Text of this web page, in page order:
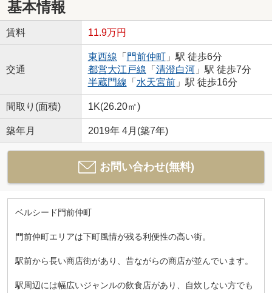
基本情報
賃料 11.9万円
交通
東西線 「 門前仲町」駅 徒歩6分
都営大江戸線 「 清澄白河」駅 徒歩7分
半蔵門線 「 水天宮前」駅 徒歩16分
間取り(面積) 1K(26.20㎡)
築年月 2019年 4月(築7年)
お問い合わせ(無料)
ベルシード門前仲町
門前仲町エリアは下町風情が残る利便性の高い街。
駅前から長い商店街があり、昔ながらの商店が並んでいます。
駅周辺には幅広いジャンルの飲食店があり、自炊しない方でも